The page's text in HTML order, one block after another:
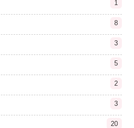
1
8
3
5
2
3
20